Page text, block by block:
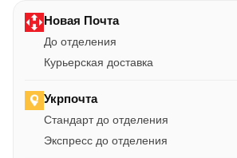
Новая Почта
До отделения
Курьерская доставка
Укрпочта
Стандарт до отделения
Экспресс до отделения